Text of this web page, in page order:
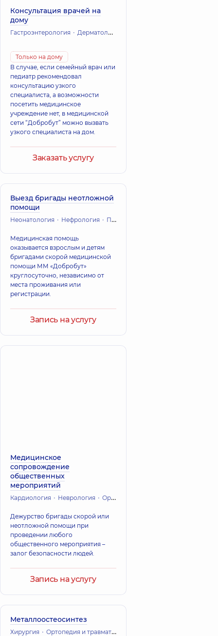
Консультация врачей на
дому
Гастроэнтерология Дерматология
Только на дому
В случае, если семейный врач или
педиатр рекомендовал
консультацию узкого
специалиста, а возможности
посетить медицинское
учреждение нет, в медицинской
сети “Добробут” можно вызвать
узкого специалиста на дом.
Заказать услугу
Выезд бригады неотложной
помощи
Неонатология Нефрология Педиатрия
Медицинская помощь
оказывается взрослым и детям
бригадами скорой медицинской
помощи ММ «Добробут»
круглосуточно, независимо от
места проживания или
регистрации.
Запись на услугу
Медицинское
сопровождение
общественных
мероприятий
Кардиология Неврология Ортопедия и травматология
Дежурство бригады скорой или
неотложной помощи при
проведении любого
общественного мероприятия –
залог безопасности людей.
Запись на услугу
Металлоостеосинтез
Хирургия Ортопедия и травматология